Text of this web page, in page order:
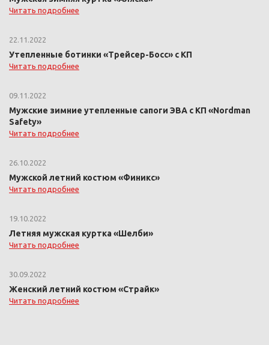
Читать подробнее
22.11.2022
Утепленные ботинки «Трейсер-Босс» с КП
Читать подробнее
09.11.2022
Мужские зимние утепленные сапоги ЭВА с КП «Nordman
Safety»
Читать подробнее
26.10.2022
Мужской летний костюм «Финикс»
Читать подробнее
19.10.2022
Летняя мужская куртка «Шелби»
Читать подробнее
30.09.2022
Женский летний костюм «Страйк»
Читать подробнее